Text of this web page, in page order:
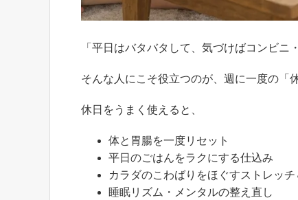
「平日はバタバタして、気づけばコンビ
そんな人にこそ役立つのが、週に一度の「
休日をうまく使えると、
体と胃腸を一度リセット
平日のごはんをラクにする仕込み
カラダのこわばりをほぐすストレッ
睡眠リズム・メンタルの整え直し